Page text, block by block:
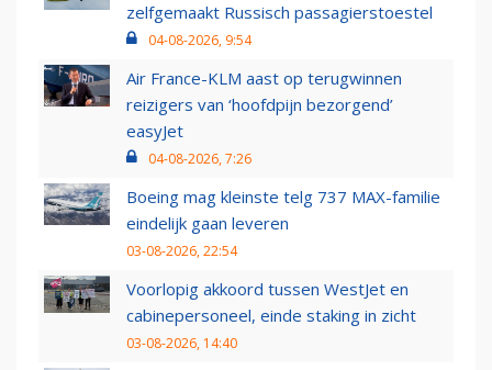
zelfgemaakt Russisch passagierstoestel
04-08-2026, 9:54
Air France-KLM aast op terugwinnen
reizigers van ‘hoofdpijn bezorgend’
easyJet
04-08-2026, 7:26
Boeing mag kleinste telg 737 MAX-familie
eindelijk gaan leveren
03-08-2026, 22:54
Voorlopig akkoord tussen WestJet en
cabinepersoneel, einde staking in zicht
03-08-2026, 14:40